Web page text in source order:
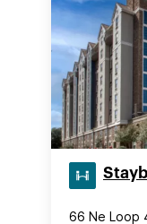
66 Ne Loop